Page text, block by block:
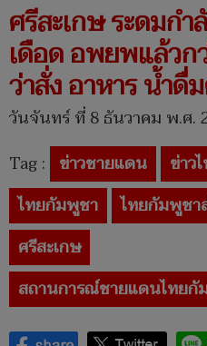
ศรีสะเกษ ระดมก
เดือด อพยพแล้ว
ว่าสั่ง อาหาร น้ำดื่
วันจันทร์ ที่ 8 ธันวาคม พ.ศ.
Tag : ข่าวชายแดน
ข่าว
ไทยกัมพูชา
ไทยกัมพูชา
ศรีสะเกษ
สถานการณ์ชายแดนไทย